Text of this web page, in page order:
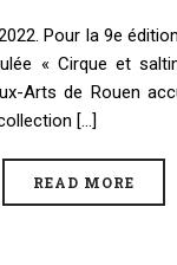
Pour la 9e
« Cirque et
Arts de Rouen
[...]
READ MORE